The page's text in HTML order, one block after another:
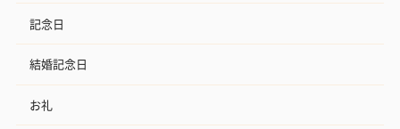
記念日
結婚記念日
お礼